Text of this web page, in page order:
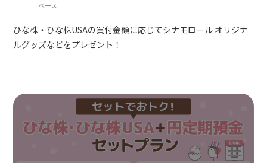
ベース
ひな株・ひな株USAの買付金額に応じてシナモロール オリジナ
ルグッズなどをプレゼント！